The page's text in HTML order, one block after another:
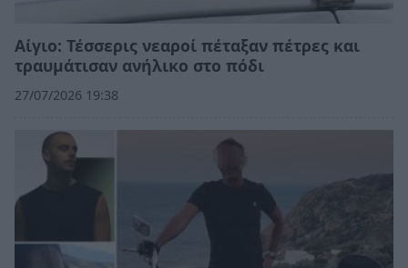
Αίγιο: Τέσσερις νεαροί πέταξαν πέτρες και
τραυμάτισαν ανήλικο στο πόδι
27/07/2026 19:38